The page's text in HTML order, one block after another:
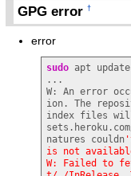
GPG error†
error
sudo apt update
...
W: An error
ion. The
index files will
sets.heroku.com
natures couldn
is not available:
W: Failed to